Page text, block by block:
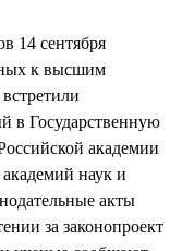
14 сентября
к высшим
в Государственную
академии
наук и
акты
за законопроект